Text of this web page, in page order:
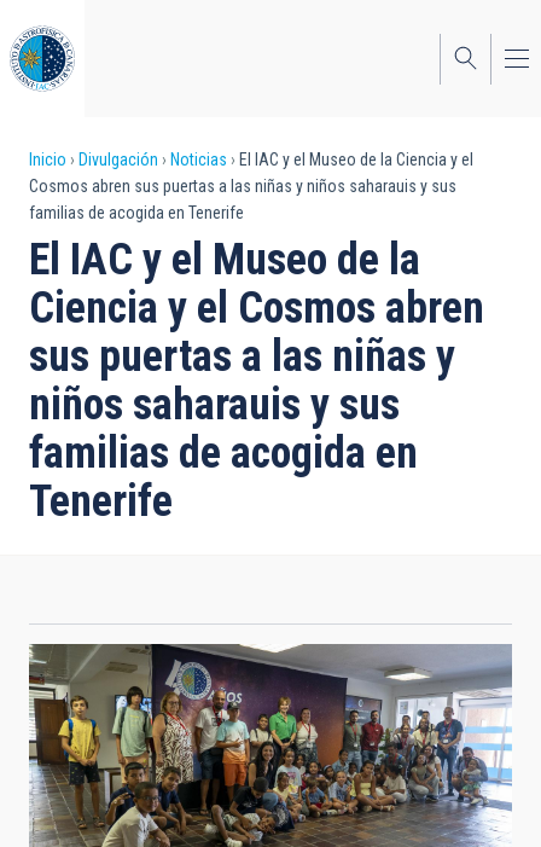
al
contenido
principal
Sobrescribir
enlaces
de
ayuda
a
la
navegación
Inicio Divulgación Noticias
El IAC y el Museo de la Ciencia y el
Cosmos abren sus puertas a las niñas y niños saharauis y sus
familias de acogida en Tenerife
El IAC y el Museo de la
Ciencia y el Cosmos abren
sus puertas a las niñas y
niños saharauis y sus
familias de acogida en
Tenerife